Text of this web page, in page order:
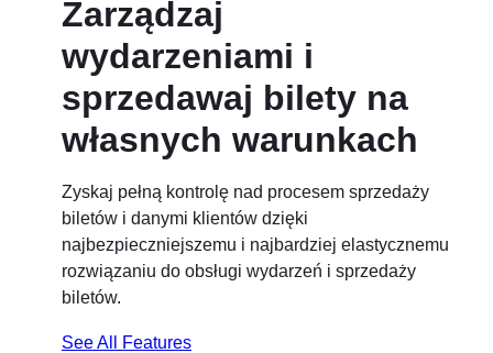
Zarządzaj
wydarzeniami i
sprzedawaj bilety na
własnych warunkach
Zyskaj pełną kontrolę nad procesem sprzedaży
biletów i danymi klientów dzięki
najbezpieczniejszemu i najbardziej elastycznemu
rozwiązaniu do obsługi wydarzeń i sprzedaży
biletów.
See All Features